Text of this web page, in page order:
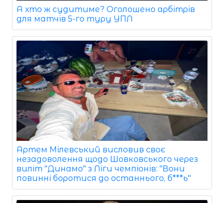
А хто ж судитиме? Оголошено арбітрів
для матчів 5-го туру УПЛ
Артем Мілевський висловив своє
незадоволення щодо Шовковського через
виліт "Динамо" з Ліги чемпіонів: "Вони
повинні боротися до останнього, б***ь"